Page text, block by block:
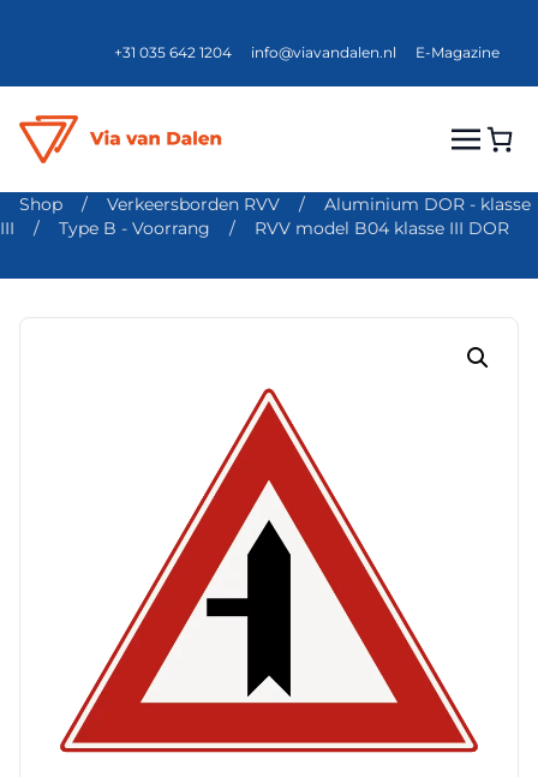
+31 035 642 1204 info@viavandalen.nl E-Magazine
Shop / Verkeersborden RVV /
Aluminium DOR - klasse
III
/ Type B - Voorrang / RVV model B04 klasse III DOR